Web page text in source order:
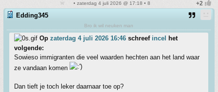
• zaterdag 4 juli 2026 @ 17:18 • 8
Edding345
Bro ik wil neuken man
Op zaterdag 4 juli 2026 16:46 schreef incel
het
volgende:
Sowieso immigranten die veel waarden hechten aan het land waar
ze vandaan komen
Dan tieft je toch leker daarnaar toe op?